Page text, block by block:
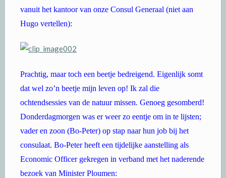
vanuit het kantoor van onze Consul Generaal (niet aan
Hugo vertellen):
Prachtig, maar toch een beetje bedreigend. Eigenlijk somt
dat wel zo’n beetje mijn leven op! Ik zal die
ochtendsessies van de natuur missen. Genoeg gesomberd!
Donderdagmorgen was er weer zo eentje om in te lijsten;
vader en zoon (Bo-Peter) op stap naar hun job bij het
consulaat. Bo-Peter heeft een tijdelijke aanstelling als
Economic Officer gekregen in verband met het naderende
bezoek van Minister Ploumen: